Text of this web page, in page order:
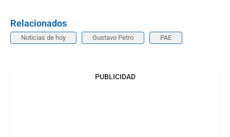
Relacionados
Noticias de hoy Gustavo Petro PAE
PUBLICIDAD